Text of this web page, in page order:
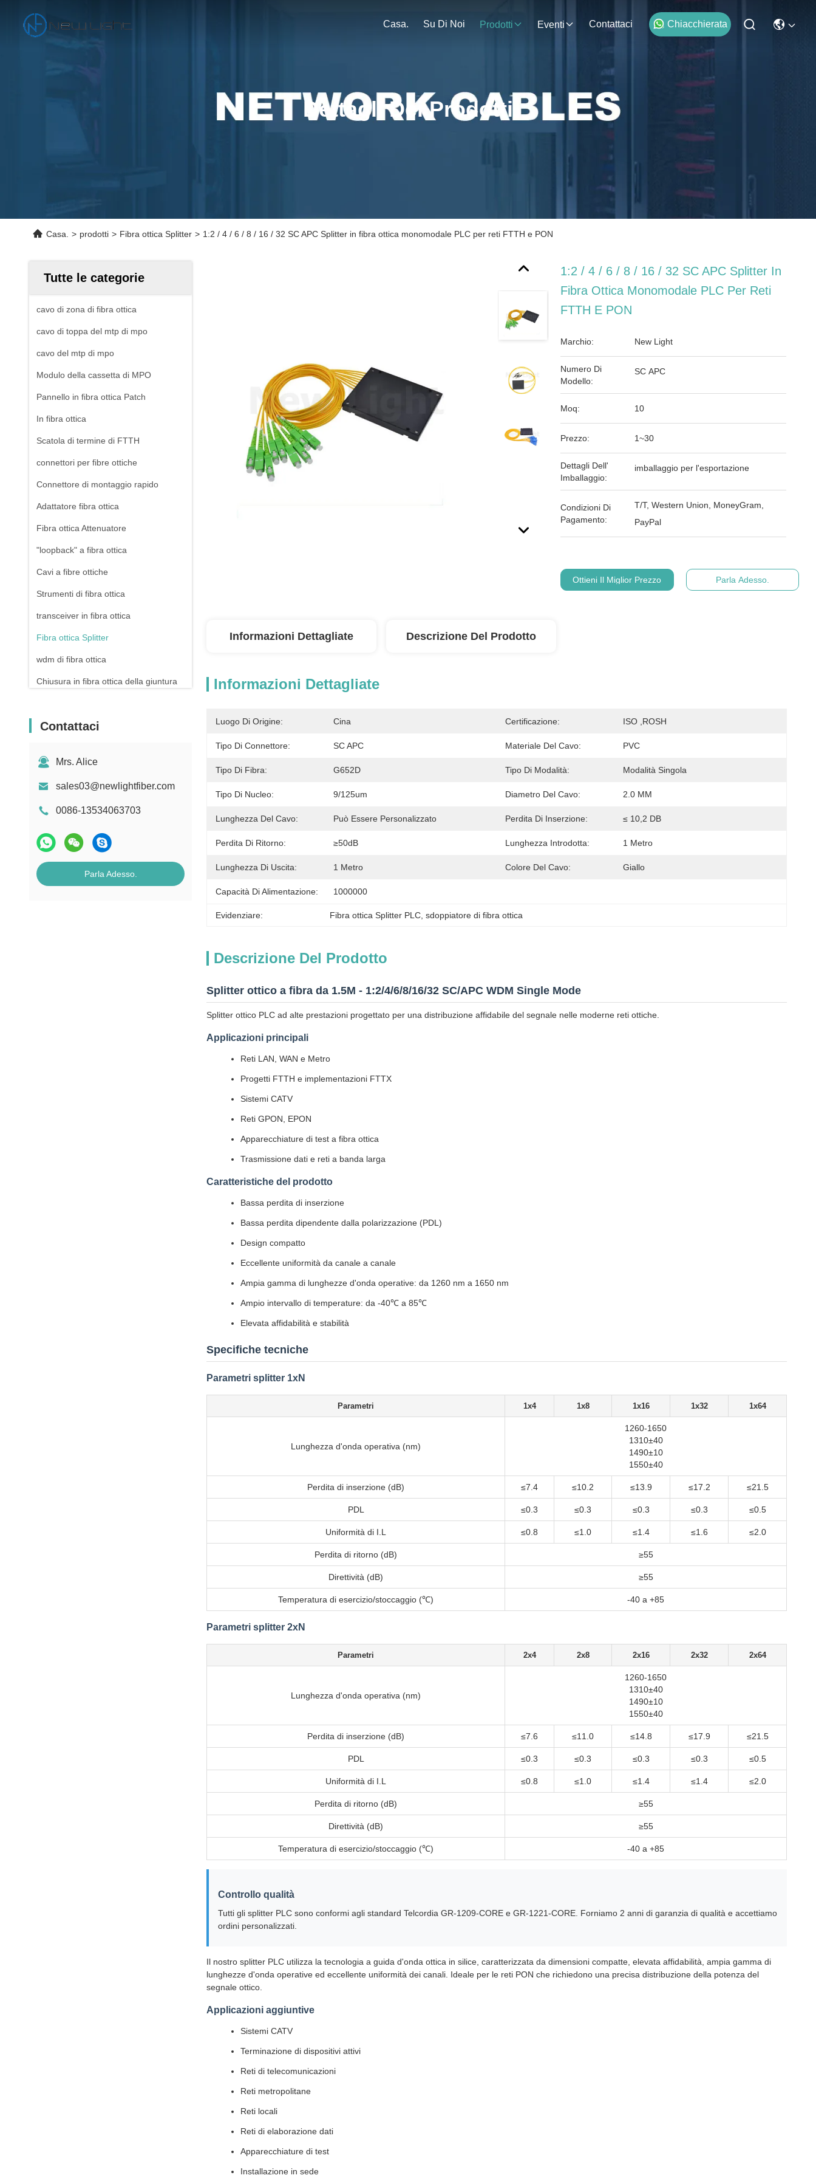
Casa. Su Di Noi Prodotti Eventi Contattaci Chiacchierata
Dettagli Dei Prodotti
Casa. > prodotti > Fibra ottica Splitter > 1:2 / 4 / 6 / 8 / 16 / 32 SC APC Splitter in fibra ottica monomodale PLC per reti FTTH e PON
Tutte le categorie
cavo di zona di fibra ottica
cavo di toppa del mtp di mpo
cavo del mtp di mpo
Modulo della cassetta di MPO
Pannello in fibra ottica Patch
In fibra ottica
Scatola di termine di FTTH
connettori per fibre ottiche
Connettore di montaggio rapido
Adattatore fibra ottica
Fibra ottica Attenuatore
"loopback" a fibra ottica
Cavi a fibre ottiche
Strumenti di fibra ottica
transceiver in fibra ottica
Fibra ottica Splitter
wdm di fibra ottica
Chiusura in fibra ottica della giuntura
Pannello di patch Rj45
Drone a fibra ottica
Interruttore e presa
Contattaci
Mrs. Alice
sales03@newlightfiber.com
0086-13534063703
Parla Adesso.
1:2 / 4 / 6 / 8 / 16 / 32 SC APC Splitter In
Fibra Ottica Monomodale PLC Per Reti
FTTH E PON
Marchio: New Light
Numero Di
Modello:
SC APC
Moq: 10
Prezzo: 1~30
Dettagli Dell'
Imballaggio:
imballaggio per l'esportazione
Condizioni Di
Pagamento:
T/T, Western Union, MoneyGram,
PayPal
Ottieni Il Miglior Prezzo Parla Adesso.
Informazioni Dettagliate Descrizione Del Prodotto
Informazioni Dettagliate
Luogo Di Origine: Cina Certificazione: ISO ,ROSH
Tipo Di Connettore: SC APC Materiale Del Cavo: PVC
Tipo Di Fibra: G652D Tipo Di Modalità: Modalità Singola
Tipo Di Nucleo: 9/125um Diametro Del Cavo: 2.0 MM
Lunghezza Del Cavo: Può Essere Personalizzato Perdita Di Inserzione: ≤ 10,2 DB
Perdita Di Ritorno: ≥50dB Lunghezza Introdotta: 1 Metro
Lunghezza Di Uscita: 1 Metro Colore Del Cavo: Giallo
Capacità Di Alimentazione: 1000000
Evidenziare: Fibra ottica Splitter PLC , sdoppiatore di fibra ottica
Descrizione Del Prodotto
Splitter ottico a fibra da 1.5M - 1:2/4/6/8/16/32 SC/APC WDM Single Mode
Splitter ottico PLC ad alte prestazioni progettato per una distribuzione affidabile del segnale nelle moderne reti ottiche.
Applicazioni principali
Reti LAN, WAN e Metro
Progetti FTTH e implementazioni FTTX
Sistemi CATV
Reti GPON, EPON
Apparecchiature di test a fibra ottica
Trasmissione dati e reti a banda larga
Caratteristiche del prodotto
Bassa perdita di inserzione
Bassa perdita dipendente dalla polarizzazione (PDL)
Design compatto
Eccellente uniformità da canale a canale
Ampia gamma di lunghezze d'onda operative: da 1260 nm a 1650 nm
Ampio intervallo di temperature: da -40℃ a 85℃
Elevata affidabilità e stabilità
Specifiche tecniche
Parametri splitter 1xN
Parametri 1x4 1x8 1x16 1x32 1x64
Lunghezza d'onda operativa (nm)
1260-1650
1310±40
1490±10
1550±40
Perdita di inserzione (dB) ≤7.4 ≤10.2 ≤13.9 ≤17.2 ≤21.5
PDL ≤0.3 ≤0.3 ≤0.3 ≤0.3 ≤0.5
Uniformità di I.L ≤0.8 ≤1.0 ≤1.4 ≤1.6 ≤2.0
Perdita di ritorno (dB) ≥55
Direttività (dB) ≥55
Temperatura di esercizio/stoccaggio (℃) -40 a +85
Parametri splitter 2xN
Parametri 2x4 2x8 2x16 2x32 2x64
Lunghezza d'onda operativa (nm)
1260-1650
1310±40
1490±10
1550±40
Perdita di inserzione (dB) ≤7.6 ≤11.0 ≤14.8 ≤17.9 ≤21.5
PDL ≤0.3 ≤0.3 ≤0.3 ≤0.3 ≤0.5
Uniformità di I.L ≤0.8 ≤1.0 ≤1.4 ≤1.4 ≤2.0
Perdita di ritorno (dB) ≥55
Direttività (dB) ≥55
Temperatura di esercizio/stoccaggio (℃) -40 a +85
Controllo qualità
Tutti gli splitter PLC sono conformi agli standard Telcordia GR-1209-CORE e GR-1221-CORE. Forniamo 2 anni di garanzia di qualità e accettiamo
ordini personalizzati.
Il nostro splitter PLC utilizza la tecnologia a guida d'onda ottica in silice, caratterizzata da dimensioni compatte, elevata affidabilità, ampia gamma di
lunghezze d'onda operative ed eccellente uniformità dei canali. Ideale per le reti PON che richiedono una precisa distribuzione della potenza del
segnale ottico.
Applicazioni aggiuntive
Sistemi CATV
Terminazione di dispositivi attivi
Reti di telecomunicazioni
Reti metropolitane
Reti locali
Reti di elaborazione dati
Apparecchiature di test
Installazione in sede